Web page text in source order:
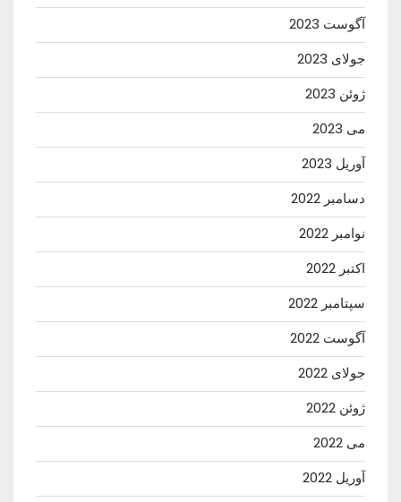
آگوست 2023
جولای 2023
ژوئن 2023
می 2023
آوریل 2023
دسامبر 2022
نوامبر 2022
اکتبر 2022
سپتامبر 2022
آگوست 2022
جولای 2022
ژوئن 2022
می 2022
آوریل 2022